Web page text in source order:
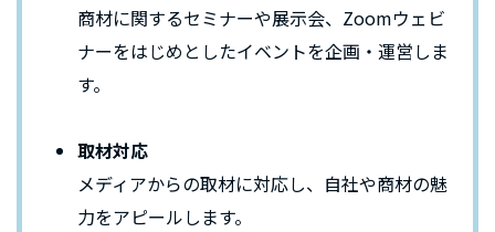
商材に関するセミナーや展示会、Zoomウェビ
ナーをはじめとしたイベントを企画・運営しま
す。
取材対応
メディアからの取材に対応し、自社や商材の魅
力をアピールします。